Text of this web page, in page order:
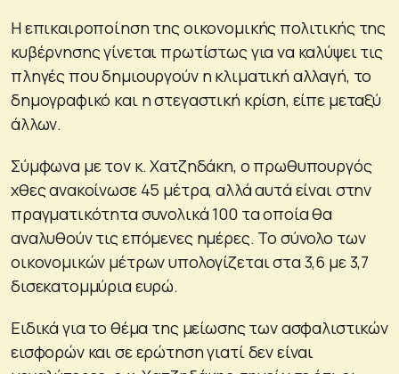
Η επικαιροποίηση της οικονομικής πολιτικής της
κυβέρνησης γίνεται πρωτίστως για να καλύψει τις
πληγές που δημιουργούν η κλιματική αλλαγή, το
δημογραφικό και η στεγαστική κρίση, είπε μεταξύ
άλλων.
Σύμφωνα με τον κ. Χατζηδάκη, ο πρωθυπουργός
χθες ανακοίνωσε 45 μέτρα, αλλά αυτά είναι στην
πραγματικότητα συνολικά 100 τα οποία θα
αναλυθούν τις επόμενες ημέρες. Το σύνολο των
οικονομικών μέτρων υπολογίζεται στα 3,6 με 3,7
δισεκατομμύρια ευρώ.
Ειδικά για το θέμα της μείωσης των ασφαλιστικών
εισφορών και σε ερώτηση γιατί δεν είναι